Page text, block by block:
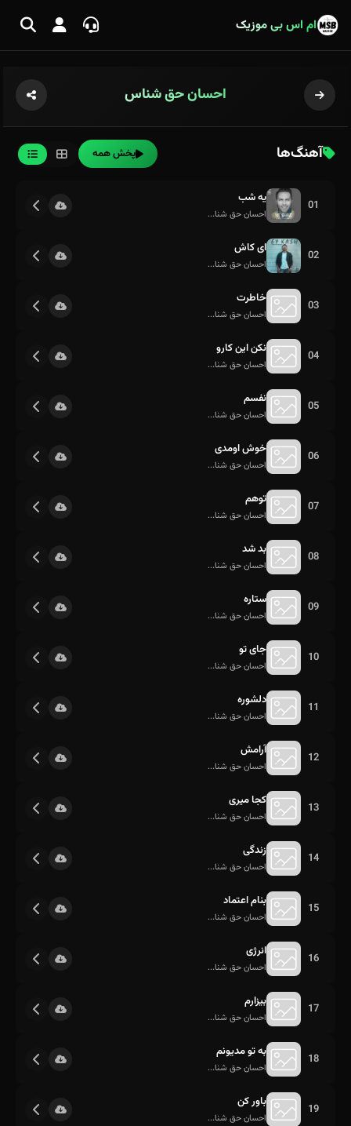
ام اس بی موزیک
احسان حق شناس
آهنگ‌ها پخش همه
01 یه شب
احسان حق شنا...
02 ای کاش
احسان حق شنا...
03 خاطرت
احسان حق شنا...
04 نکن این کارو
احسان حق شنا...
05 نفسم
احسان حق شنا...
06 خوش اومدی
احسان حق شنا...
07 توهم
احسان حق شنا...
08 بد شد
احسان حق شنا...
09 ستاره
احسان حق شنا...
10 جای تو
احسان حق شنا...
11 دلشوره
احسان حق شنا...
12 آرامش
احسان حق شنا...
13 کجا میری
احسان حق شنا...
14 زندگی
احسان حق شنا...
15 بنام اعتماد
احسان حق شنا...
16 انرژی
احسان حق شنا...
17 بیزارم
احسان حق شنا...
18 به تو مدیونم
احسان حق شنا...
19 باور کن
احسان حق شنا...